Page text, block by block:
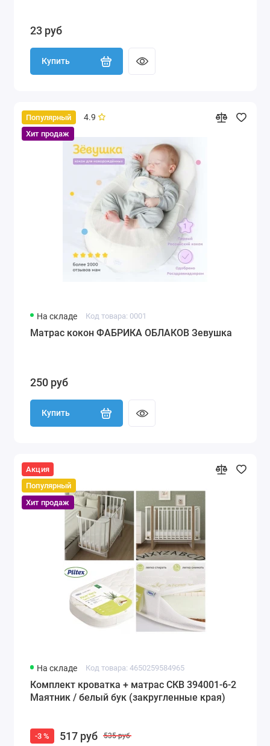
23 руб
Купить
Популярный
Хит продаж
4.9
На складе Код товара: 0001
Матрас кокон ФАБРИКА ОБЛАКОВ Зевушка
250 руб
Купить
Акция
Популярный
Хит продаж
На складе Код товара: 4650259584965
Комплект кроватка + матрас СКВ 394001-6-2
Маятник / белый бук (закругленные края)
-3 % 517 руб 535 руб